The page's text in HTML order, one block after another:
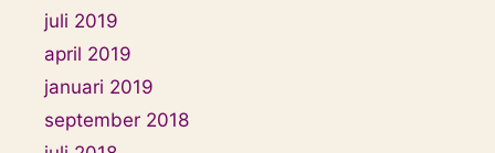
juli 2019
april 2019
januari 2019
september 2018